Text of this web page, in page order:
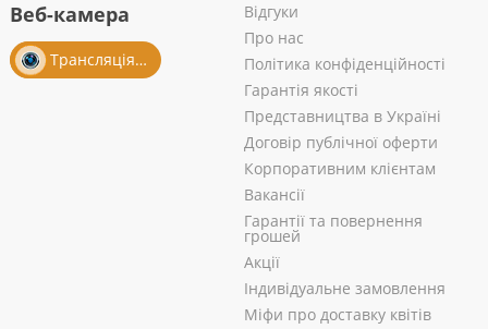
Веб-камера
Трансляція із салону
Відгуки
Про нас
Політика конфіденційності
Гарантія якості
Представництва в Україні
Договір публічної оферти
Корпоративним клієнтам
Вакансії
Гарантії та повернення
грошей
Акції
Індивідуальне замовлення
Міфи про доставку квітів